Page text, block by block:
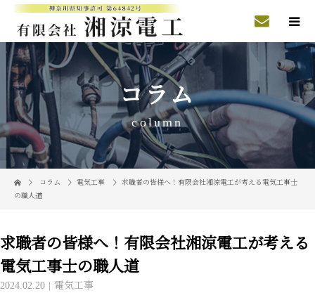
コラム
column
コラム 電気工事
求職者の皆様へ！有限会社湘涼電工が考える電気工事士
の職人道
求職者の皆様へ！有限会社湘涼電工が考える
電気工事士の職人道
2024.02.20 電気工事